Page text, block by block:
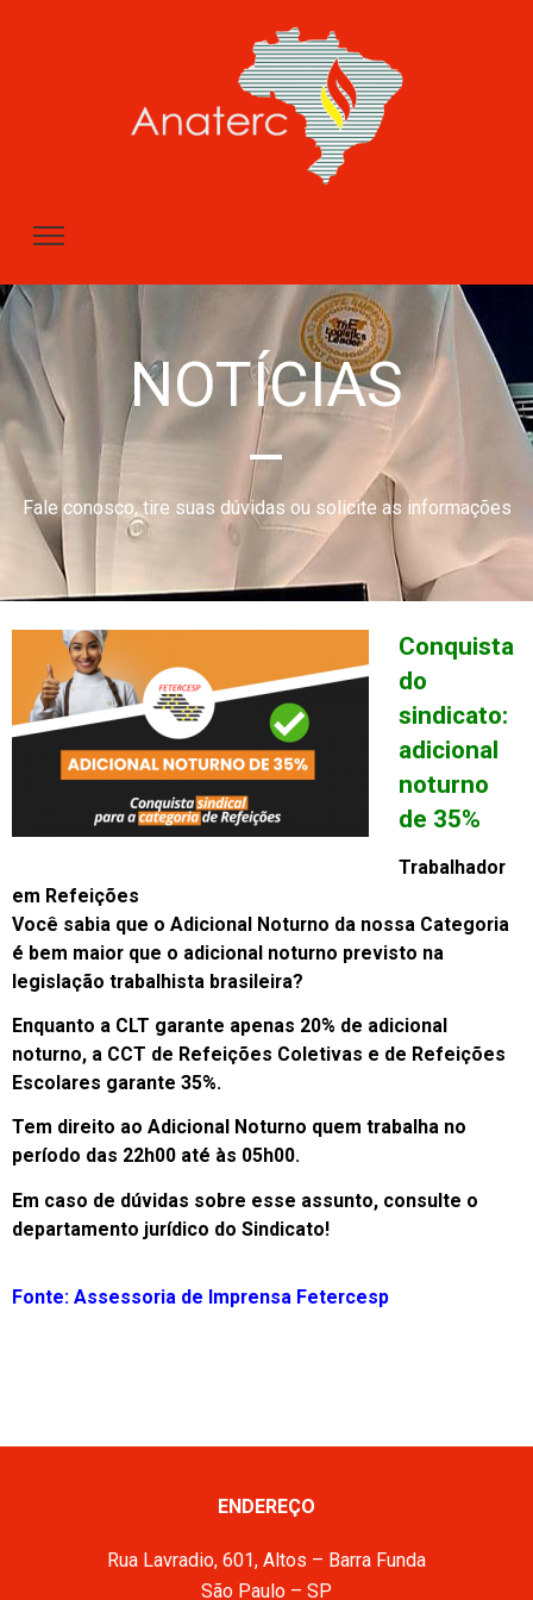
NOTÍCIAS
–
Fale conosco, tire suas dúvidas ou solicite as informações
Conquista
do
sindicato:
adicional
noturno
de 35%
Trabalhador
em Refeições
Você sabia que o Adicional Noturno da nossa Categoria
é bem maior que o adicional noturno previsto na
legislação trabalhista brasileira?
Enquanto a CLT garante apenas 20% de adicional
noturno, a CCT de Refeições Coletivas e de Refeições
Escolares garante 35%.
Tem direito ao Adicional Noturno quem trabalha no
período das 22h00 até às 05h00.
Em caso de dúvidas sobre esse assunto, consulte o
departamento jurídico do Sindicato!
Fonte: Assessoria de Imprensa Fetercesp
ENDEREÇO
Rua Lavradio, 601, Altos – Barra Funda
São Paulo – SP